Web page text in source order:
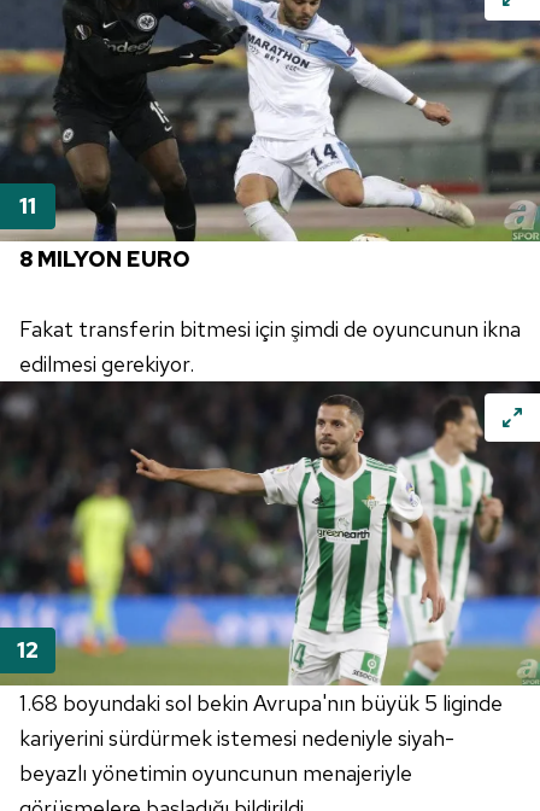
8 MILYON EURO
Fakat transferin bitmesi için şimdi de oyuncunun ikna
edilmesi gerekiyor.
1.68 boyundaki sol bekin Avrupa'nın büyük 5 liginde
kariyerini sürdürmek istemesi nedeniyle siyah-
beyazlı yönetimin oyuncunun menajeriyle